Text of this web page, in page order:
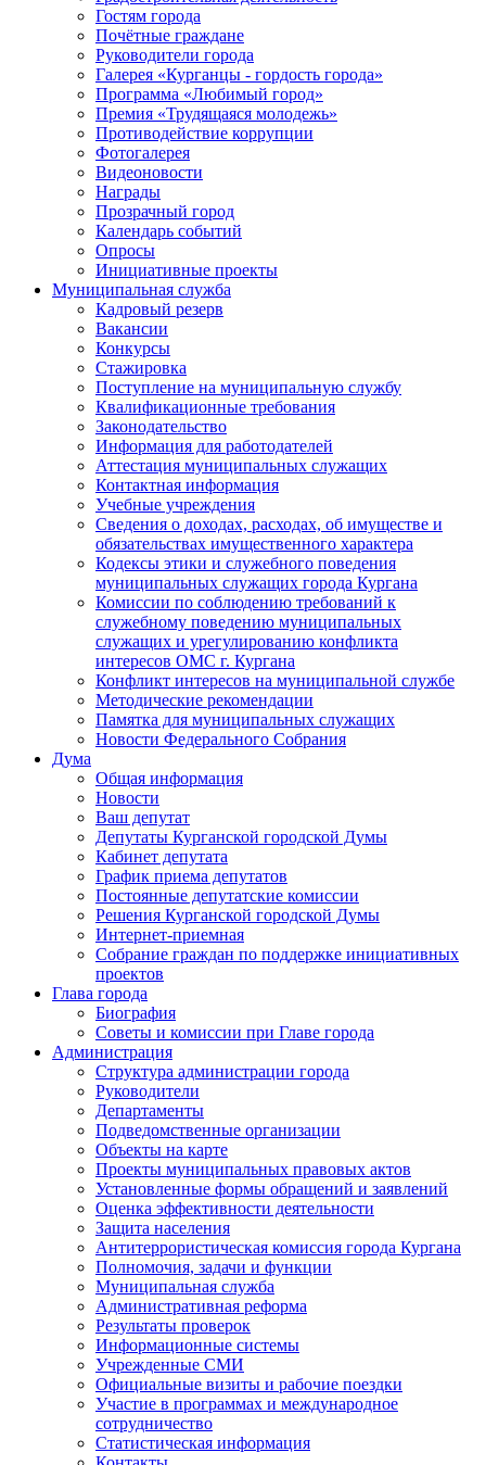
Гостям города
Почётные граждане
Руководители города
Галерея «Курганцы - гордость города»
Программа «Любимый город»
Премия «Трудящаяся молодежь»
Противодействие коррупции
Фотогалерея
Видеоновости
Награды
Прозрачный город
Календарь событий
Опросы
Инициативные проекты
Муниципальная служба
Кадровый резерв
Вакансии
Конкурсы
Стажировка
Поступление на муниципальную службу
Квалификационные требования
Законодательство
Информация для работодателей
Аттестация муниципальных служащих
Контактная информация
Учебные учреждения
Сведения о доходах, расходах, об имуществе и
обязательствах имущественного характера
Кодексы этики и служебного поведения
муниципальных служащих города Кургана
Комиссии по соблюдению требований к
служебному поведению муниципальных
служащих и урегулированию конфликта
интересов ОМС г. Кургана
Конфликт интересов на муниципальной службе
Методические рекомендации
Памятка для муниципальных служащих
Новости Федерального Cобрания
Дума
Общая информация
Новости
Ваш депутат
Депутаты Курганской городской Думы
Кабинет депутата
График приема депутатов
Постоянные депутатские комиссии
Решения Курганской городской Думы
Интернет-приемная
Собрание граждан по поддержке инициативных
проектов
Глава города
Биография
Советы и комиссии при Главе города
Администрация
Структура администрации города
Руководители
Департаменты
Подведомственные организации
Объекты на карте
Проекты муниципальных правовых актов
Установленные формы обращений и заявлений
Оценка эффективности деятельности
Защита населения
Антитеррористическая комиссия города Кургана
Полномочия, задачи и функции
Муниципальная служба
Административная реформа
Результаты проверок
Информационные системы
Учрежденные СМИ
Официальные визиты и рабочие поездки
Участие в программах и международное
сотрудничество
Статистическая информация